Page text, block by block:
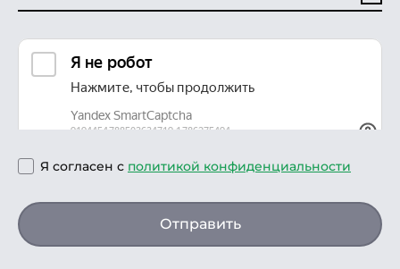
Я согласен с политикой конфиденциальности
Отправить